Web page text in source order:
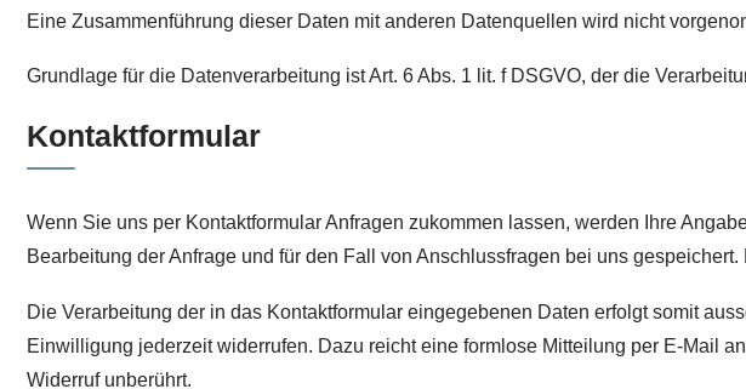
Eine Zusammenführung dieser Daten mit anderen Datenquellen wird nicht
Grundlage für die Datenverarbeitung ist Art. 6 Abs. 1 lit. f DSGVO, der die
Kontaktformular
Wenn Sie uns per Kontaktformular Anfragen zukommen lassen, werden Ihre
Bearbeitung der Anfrage und für den Fall von Anschlussfragen bei uns
Die Verarbeitung der in das Kontaktformular eingegebenen Daten erfolgt somit
Einwilligung jederzeit widerrufen. Dazu reicht eine formlose Mitteilung per E-Mail
Widerruf unberührt.